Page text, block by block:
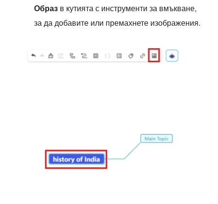
Образ в кутията с инструменти за вмъкване,
за да добавите или премахнете изображения.